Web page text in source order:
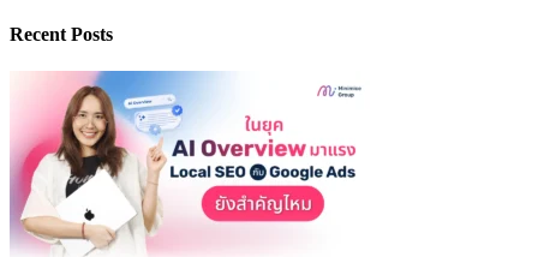
Recent Posts